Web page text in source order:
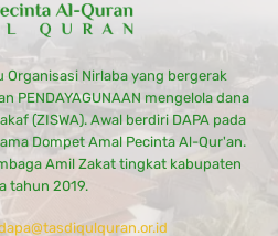
Organisasi Nirlaba yang bergerak
PENDAYAGUNAAN mengelola dana
(ZISWA). Awal berdiri DAPA pada
Dompet Amal Pecinta Al-Qur'an.
Amil Zakat tingkat kabupaten
tahun 2019.